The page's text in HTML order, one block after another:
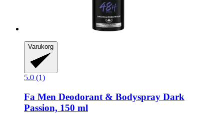
Varukorg
5.0 (1)
Fa Men Deodorant & Bodyspray Dark
Passion, 150 ml